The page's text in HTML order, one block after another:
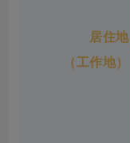
居住地
（工作地）